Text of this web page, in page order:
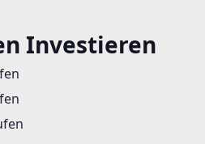
Investieren
FÜR DIE
erzeugen. Bitte setzen